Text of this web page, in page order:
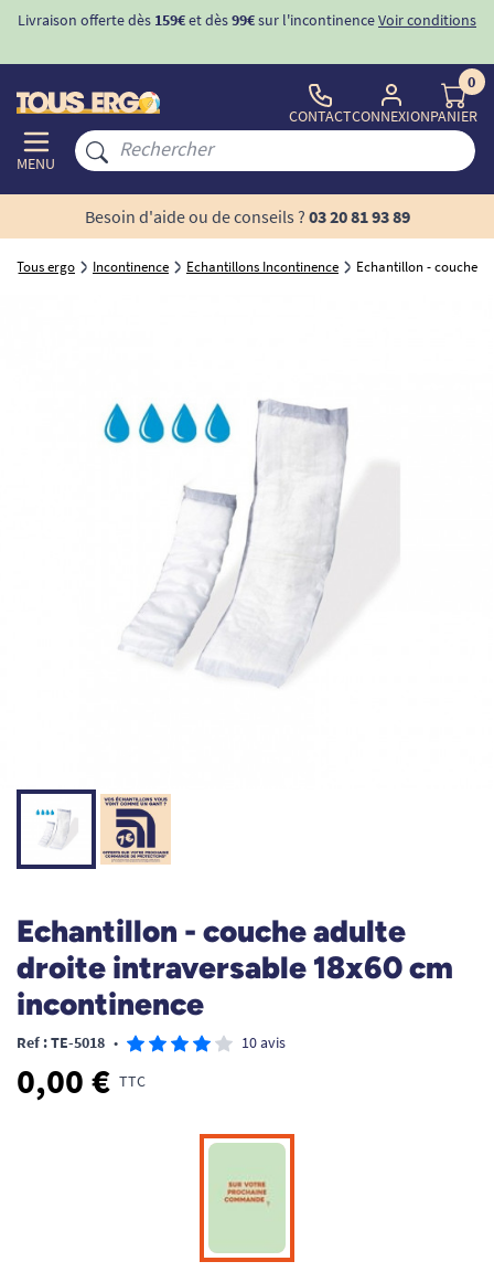
Livraison offerte dès 159€et dès99€sur l'incontinenceVoir conditions
MENU
CONTACTCONNEXION
0
PANIER
Besoin d'aide ou de conseils ? 03 20 81 93 89
Tous ergo Incontinence Echantillons Incontinence Echantillon - couche
Echantillon - couche adulte
droite intraversable 18x60 cm
incontinence
Ref : TE-5018 • 10 avis
0,00 € TTC